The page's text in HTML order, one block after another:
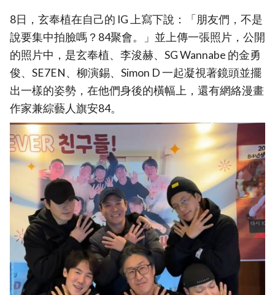
8日，玄奉植在自己的 IG 上寫下說：「朋友們，不是
說要集中拍臉嗎？84聚會。」並上傳一張照片，公開
的照片中，是玄奉植、李浚赫、SG Wannabe 的金勇
俊、SE7EN、柳演錫、Simon D 一起凝視著鏡頭並擺
出一樣的姿勢，在他們身後的橫幅上，還有網絡漫畫
作家兼綜藝人旗安84。